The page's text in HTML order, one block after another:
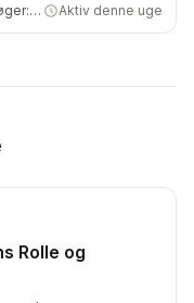
Søger:2 vær bolig
Aktiv denne uge
Rolle og